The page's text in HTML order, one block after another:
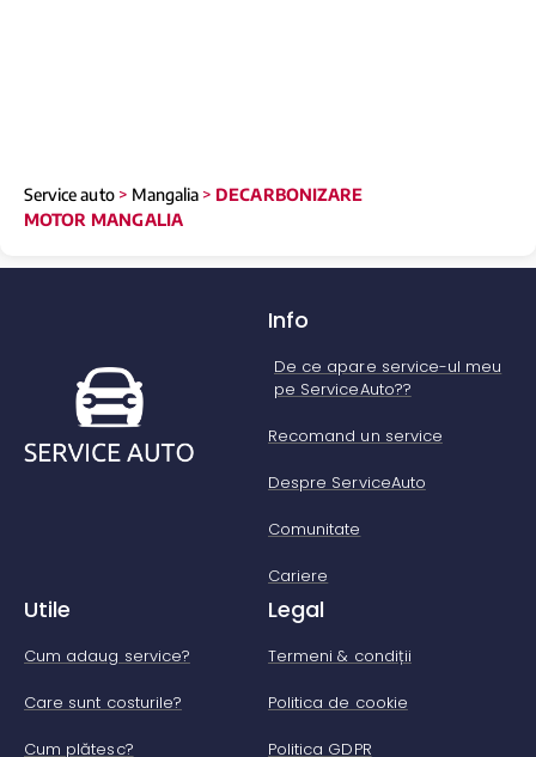
Service auto> Mangalia > DECARBONIZARE
MOTOR MANGALIA
Info
De ce apare service-ul meu
pe ServiceAuto??
Recomand un service
Despre ServiceAuto
Comunitate
Cariere
Utile
Cum adaug service?
Care sunt costurile?
Cum plătesc?
Legal
Termeni & condiții
Politica de cookie
Politica GDPR